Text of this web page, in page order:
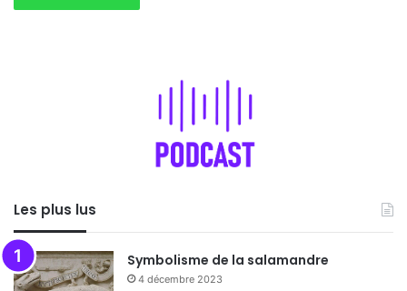
Les plus lus
Symbolisme de la salamandre
4 décembre 2023